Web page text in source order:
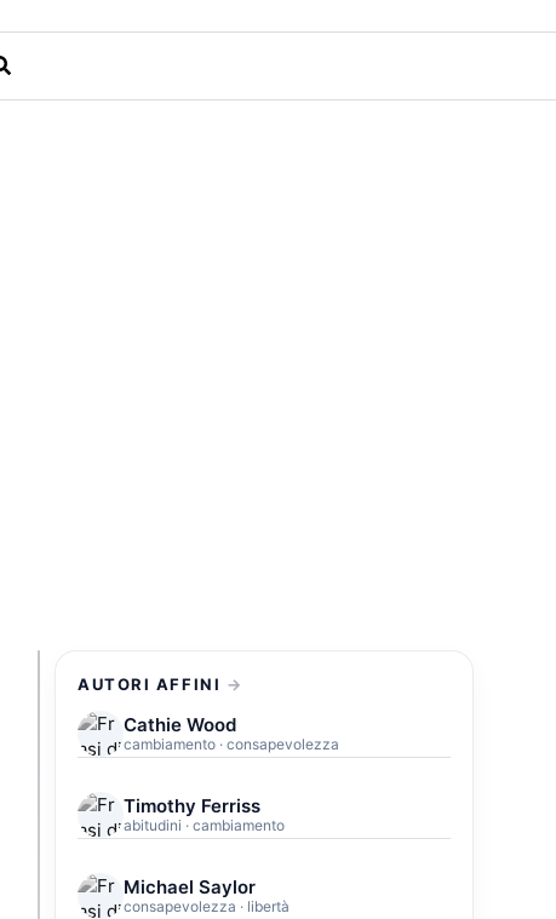
AUTORI AFFINI
Cathie Wood
cambiamento · consapevolezza
Timothy Ferriss
abitudini · cambiamento
Michael Saylor
consapevolezza · libertà